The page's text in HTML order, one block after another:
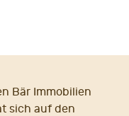
Bär Immobilien
sich auf den